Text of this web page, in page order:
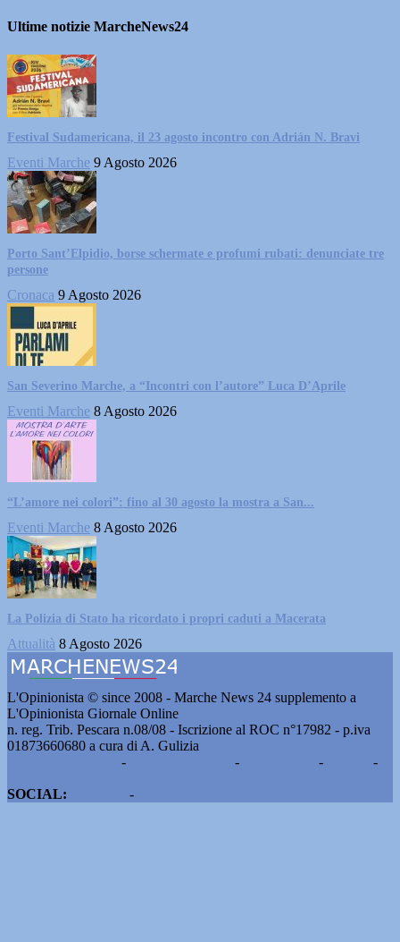
Ultime notizie MarcheNews24
Festival Sudamericana, il 23 agosto incontro con Adrián N. Bravi
Eventi Marche 9 Agosto 2026
Porto Sant’Elpidio, borse schermate e profumi rubati: denunciate tre
persone
Cronaca 9 Agosto 2026
San Severino Marche, a “Incontri con l’autore” Luca D’Aprile
Eventi Marche 8 Agosto 2026
“L’amore nei colori”: fino al 30 agosto la mostra a San...
Eventi Marche 8 Agosto 2026
La Polizia di Stato ha ricordato i propri caduti a Macerata
Attualità 8 Agosto 2026
L'Opinionista © since 2008 - Marche News 24 supplemento a
L'Opinionista Giornale Online
n. reg. Trib. Pescara n.08/08 - Iscrizione al ROC n°17982 - p.iva
01873660680 a cura di A. Gulizia
- - -
-
SOCIAL:
-